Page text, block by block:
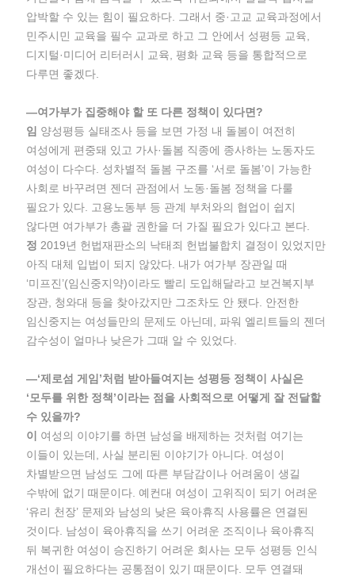
압박할 수 있는 힘이 필요하다. 그래서 중·고교 교육과정에서
민주시민 교육을 필수 교과로 하고 그 안에서 성평등 교육,
디지털·미디어 리터러시 교육, 평화 교육 등을 통합적으로
다루면 좋겠다.
―여가부가 집중해야 할 또 다른 정책이 있다면?
임 양성평등 실태조사 등을 보면 가정 내 돌봄이 여전히
여성에게 편중돼 있고 가사·돌봄 직종에 종사하는 노동자도
여성이 다수다. 성차별적 돌봄 구조를 ‘서로 돌봄’이 가능한
사회로 바꾸려면 젠더 관점에서 노동·돌봄 정책을 다룰
필요가 있다. 고용노동부 등 관계 부처와의 협업이 쉽지
않다면 여가부가 총괄 권한을 더 가질 필요가 있다고 본다.
정 2019년 헌법재판소의 낙태죄 헌법불합치 결정이 있었지만
아직 대체 입법이 되지 않았다. 내가 여가부 장관일 때
‘미프진’(임신중지약)이라도 빨리 도입해달라고 보건복지부
장관, 청와대 등을 찾아갔지만 그조차도 안 됐다. 안전한
임신중지는 여성들만의 문제도 아닌데, 파워 엘리트들의 젠더
감수성이 얼마나 낮은가 그때 알 수 있었다.
―‘제로섬 게임’처럼 받아들여지는 성평등 정책이 사실은
‘모두를 위한 정책’이라는 점을 사회적으로 어떻게 잘 전달할
수 있을까?
이
여성의 이야기를 하면 남성을 배제하는 것처럼 여기는
이들이 있는데, 사실 분리된 이야기가 아니다. 여성이
차별받으면 남성도 그에 따른 부담감이나 어려움이 생길
수밖에 없기 때문이다. 예컨대 여성이 고위직이 되기 어려운
‘유리 천장’ 문제와 남성의 낮은 육아휴직 사용률은 연결된
것이다. 남성이 육아휴직을 쓰기 어려운 조직이나 육아휴직
뒤 복귀한 여성이 승진하기 어려운 회사는 모두 성평등 인식
개선이 필요하다는 공통점이 있기 때문이다. 모두 연결돼